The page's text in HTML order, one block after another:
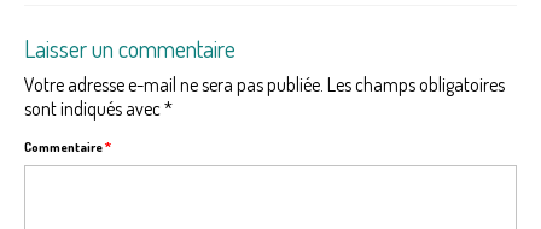
Laisser un commentaire
Votre adresse e-mail ne sera pas publiée. Les champs obligatoires
sont indiqués avec*
Commentaire*